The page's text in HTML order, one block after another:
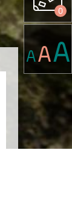
0
AAA